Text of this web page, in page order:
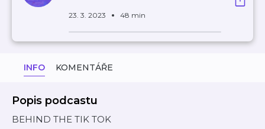
23. 3. 2023 48 min
INFO KOMENTÁŘE
Popis podcastu
BEHIND THE TIK TOK